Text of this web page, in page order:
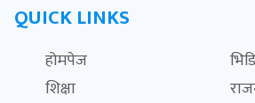
QUICK LINKS
होमपेज
शिक्षा